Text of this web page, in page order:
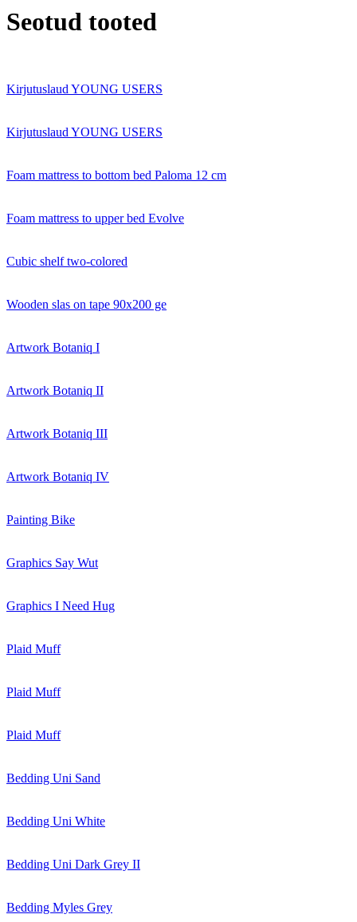
Seotud tooted
Kirjutuslaud YOUNG USERS
Kirjutuslaud YOUNG USERS
Foam mattress to bottom bed Paloma 12 cm
Foam mattress to upper bed Evolve
Cubic shelf two-colored
Wooden slas on tape 90x200 ge
Artwork Botaniq I
Artwork Botaniq II
Artwork Botaniq III
Artwork Botaniq IV
Painting Bike
Graphics Say Wut
Graphics I Need Hug
Plaid Muff
Plaid Muff
Plaid Muff
Bedding Uni Sand
Bedding Uni White
Bedding Uni Dark Grey II
Bedding Myles Grey